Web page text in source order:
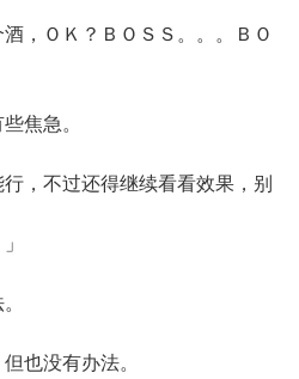
ＯＫ？ＢＯＳＳ。。。ＢＯ
焦急。
不过还得继续看看效果，别
也没有办法。